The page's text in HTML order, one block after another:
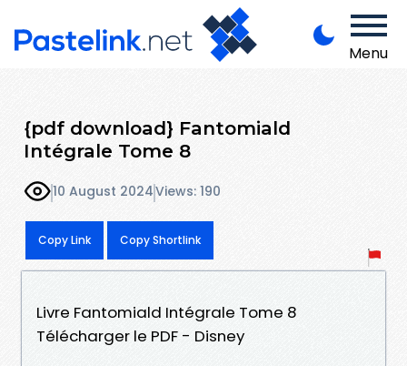
Menu
{pdf download} Fantomiald
Intégrale Tome 8
10 August 2024Views: 190
Copy Link Copy Shortlink
Livre Fantomiald Intégrale Tome 8
Télécharger le PDF - Disney